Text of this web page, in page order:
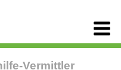
Vermittler